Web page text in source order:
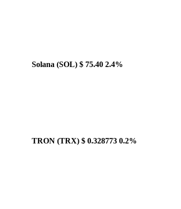
Solana (SOL) $ 75.40 2.4%
TRON (TRX) $ 0.328773 0.2%